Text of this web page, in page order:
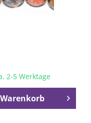
2-5 Werktage
Warenkorb